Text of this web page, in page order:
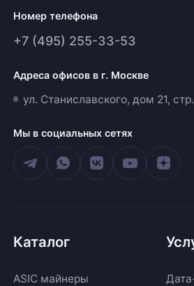
Номер телефона
+7 (495) 255-33-53
Адреса офисов в г. Москве
ул. Станиславского, дом 21,
Мы в социальных сетях
Каталог
ASIC майнеры